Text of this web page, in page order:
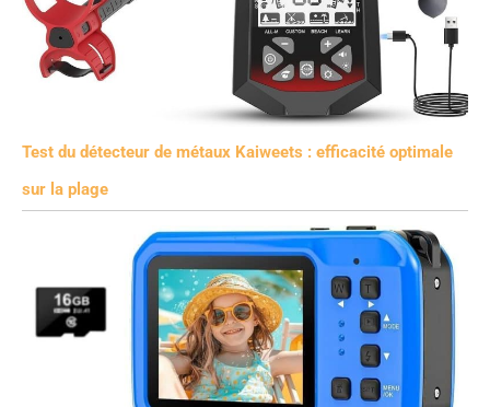
Test du détecteur de métaux Kaiweets : efficacité optimale
sur la plage